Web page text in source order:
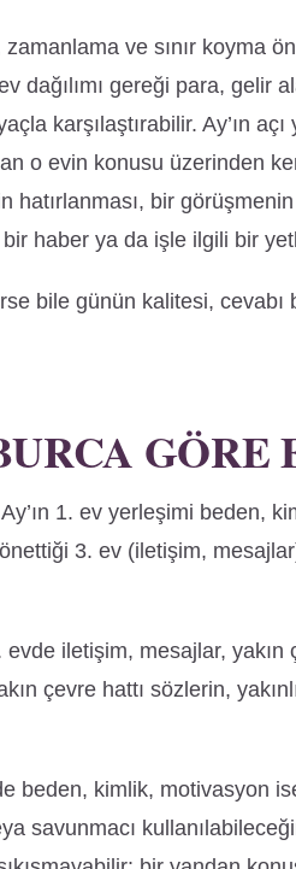
ve sınır koyma
dağılımı gereği para, gelir
karşılaştırabilir. Ay’ın
o evin konusu üzerinden
hatırlanması, bir
bir haber ya da işle ilgili bir
bile günün kalitesi,
GÖRE
1. ev yerleşimi beden,
3. ev (iletişim,
iletişim, mesajlar, yakın
çevre hattı sözlerin,
beden, kimlik, motivasyon
savunmacı